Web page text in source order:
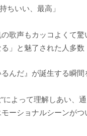
ちいい、最高」
歌声もカッコよくて驚
」と魅了された人多数
んだ』が誕生する瞬
よって理解しあい、
ーショナルシーンがつ